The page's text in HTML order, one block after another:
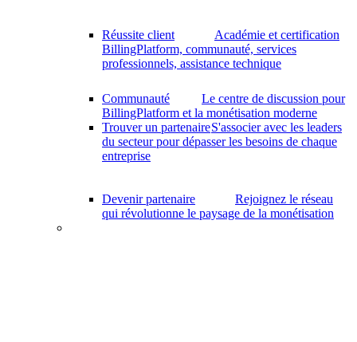
Réussite client
Académie et certification
BillingPlatform, communauté, services
professionnels, assistance technique
Communauté
Le centre de discussion pour
BillingPlatform et la monétisation moderne
Trouver un partenaireS'associer avec les leaders
du secteur pour dépasser les besoins de chaque
entreprise
Devenir partenaire
Rejoignez le réseau
qui révolutionne le paysage de la monétisation